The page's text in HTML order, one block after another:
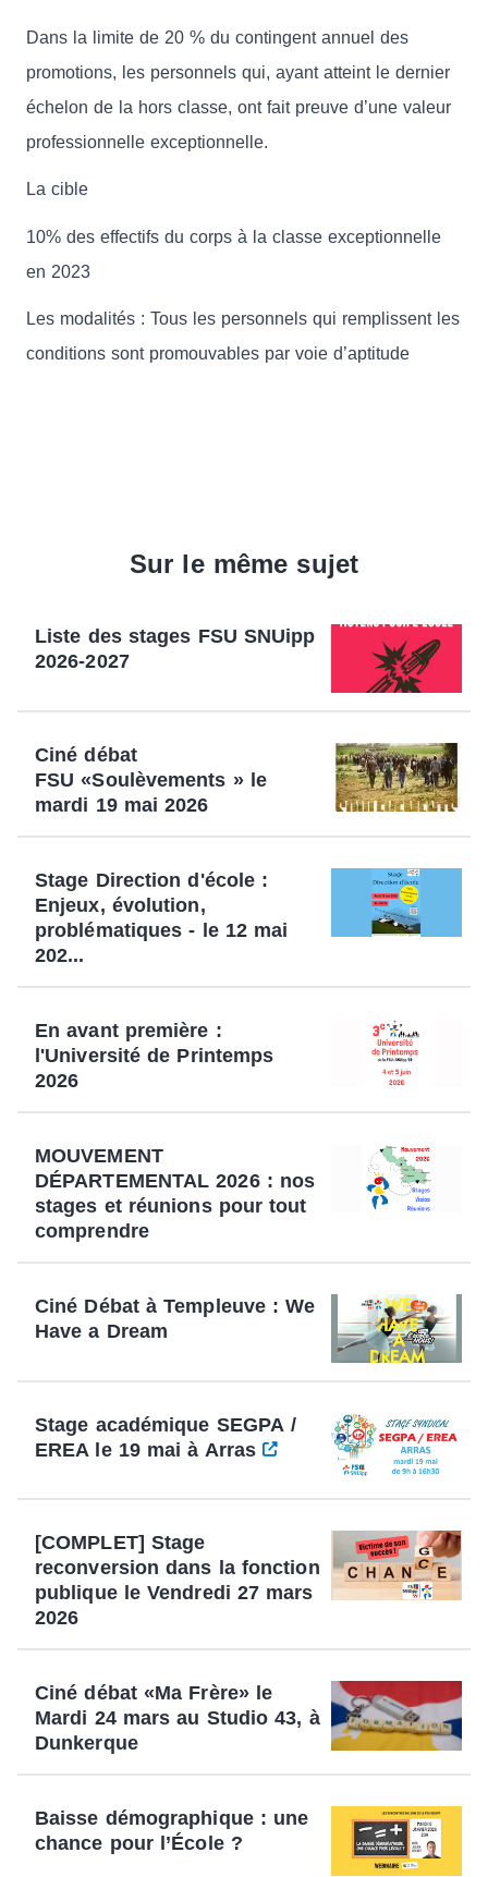
Dans la limite de 20 % du contingent annuel des
promotions, les personnels qui, ayant atteint le dernier
échelon de la hors classe, ont fait preuve d’une valeur
professionnelle exceptionnelle.
La cible
10% des effectifs du corps à la classe exceptionnelle
en 2023
Les modalités : Tous les personnels qui remplissent les
conditions sont promouvables par voie d’aptitude
Sur le même sujet
Liste des stages FSU SNUipp
2026-2027
Ciné débat
FSU «Soulèvements » le
mardi 19 mai 2026
Stage Direction d'école :
Enjeux, évolution,
problématiques - le 12 mai
202...
En avant première :
l'Université de Printemps
2026
MOUVEMENT
DÉPARTEMENTAL 2026 : nos
stages et réunions pour tout
comprendre
Ciné Débat à Templeuve : We
Have a Dream
Stage académique SEGPA /
EREA le 19 mai à Arras
[COMPLET] Stage
reconversion dans la fonction
publique le Vendredi 27 mars
2026
Ciné débat «Ma Frère» le
Mardi 24 mars au Studio 43, à
Dunkerque
Baisse démographique : une
chance pour l’École ?